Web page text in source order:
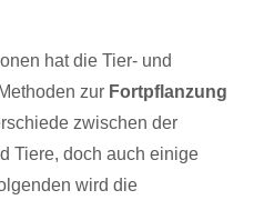
hat die Tier- und
zur Fortpflanzung
zwischen der
Tiere, doch auch einige
wird die